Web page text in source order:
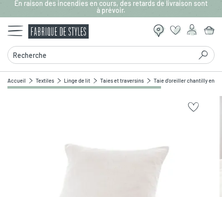
Aller au contenu principal
En raison des incendies en cours, des retards de livraison sont
à prévoir.
Recherche
Accueil Textiles Linge de lit Taies et traversins Taie d'oreiller chantilly en